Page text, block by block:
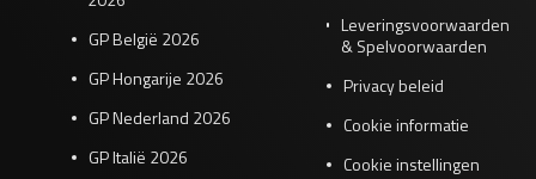
GP België 2026
GP Hongarije 2026
GP Nederland 2026
GP Italië 2026
Leveringsvoorwaarden
& Spelvoorwaarden
Privacy beleid
Cookie informatie
Cookie instellingen